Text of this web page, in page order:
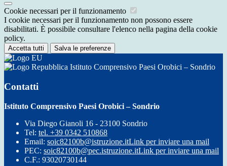
Cookie necessari per il funzionamento
I cookie necessari per il funzionamento non possono essere
disabilitati. È possibile consultare l'elenco nella pagina della cookie
policy.
Accetta tutti Salva le preferenze
Istituto Comprensivo Paesi Orobici – Sondrio
Contatti
Istituto Comprensivo Paesi Orobici – Sondrio
Via Diego Gianoli 16 - 23100 Sondrio
Tel: tel. +39 0342 510868
Email: soic82100b@istruzione.itLink per inviare una mail
PEC: soic82100b@pec.istruzione.itLink per inviare una mail
C.F.: 93020730144